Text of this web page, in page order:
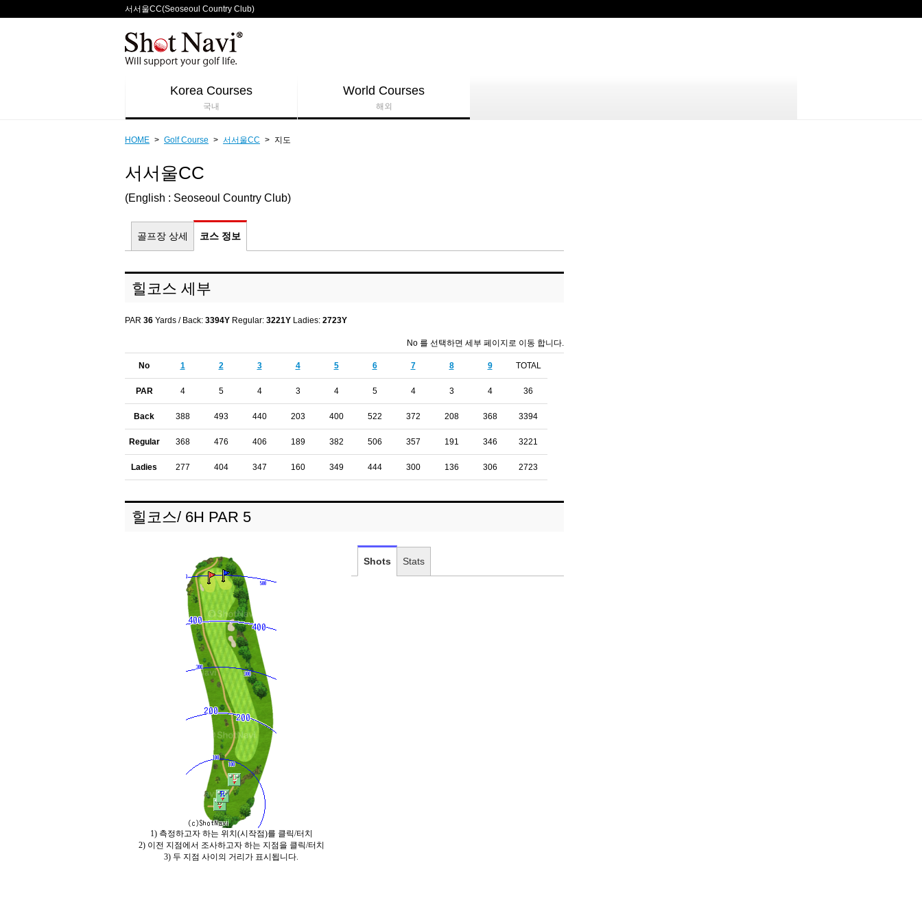
서서울CC(Seoseoul Country Club)
Korea Courses
국내
World Courses
해외
HOME > Golf Course > 서서울CC > 지도
서서울CC
(English : Seoseoul Country Club)
골프장 상세 코스 정보
힐코스 세부
PAR 36 Yards / Back: 3394Y Regular: 3221Y Ladies: 2723Y
No 를 선택하면 세부 페이지로 이동 합니다.
No
PAR
Back
Regular
Ladies
1
4
388
368
277
2
5
493
476
404
3
4
440
406
347
4
3
203
189
160
5
4
400
382
349
6
5
522
506
444
7
4
372
357
300
8
3
208
191
136
9
4
368
346
306
TOTAL
36
3394
3221
2723
힐코스/ 6H PAR 5
Shots Stats